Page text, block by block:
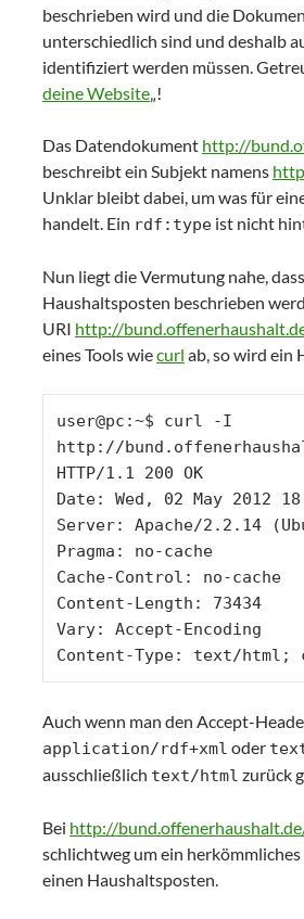
beschrieben wird und die
unterschiedlich sind und deshalb
identifiziert werden müssen.
deine Website„!
Das Datendokument http://
beschreibt ein Subjekt namens
Unklar bleibt dabei, um was für
handelt. Ein rdf:type ist nicht
Nun liegt die Vermutung nahe,
Haushaltsposten beschrieben
URI http://
eines Tools wiecurl ab, so wird ein
user@pc:~$ curl -I
http://
HTTP/1.1 200 OK
Date: Wed, 02 May 2012
Server: Apache/2.2.14
Pragma: no-cache
Cache-Control: no-cache
Content-Length: 73434
Vary: Accept-Encoding
Content-Type: text/html;
Auch wenn man den Accept-
application/rdf+xml oder
ausschließlich text/html zurück
Bei http://
schlichtweg um ein
einen Haushaltsposten.